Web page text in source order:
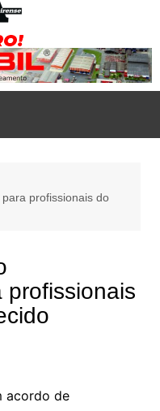
profissionais do
profissionais
acordo de